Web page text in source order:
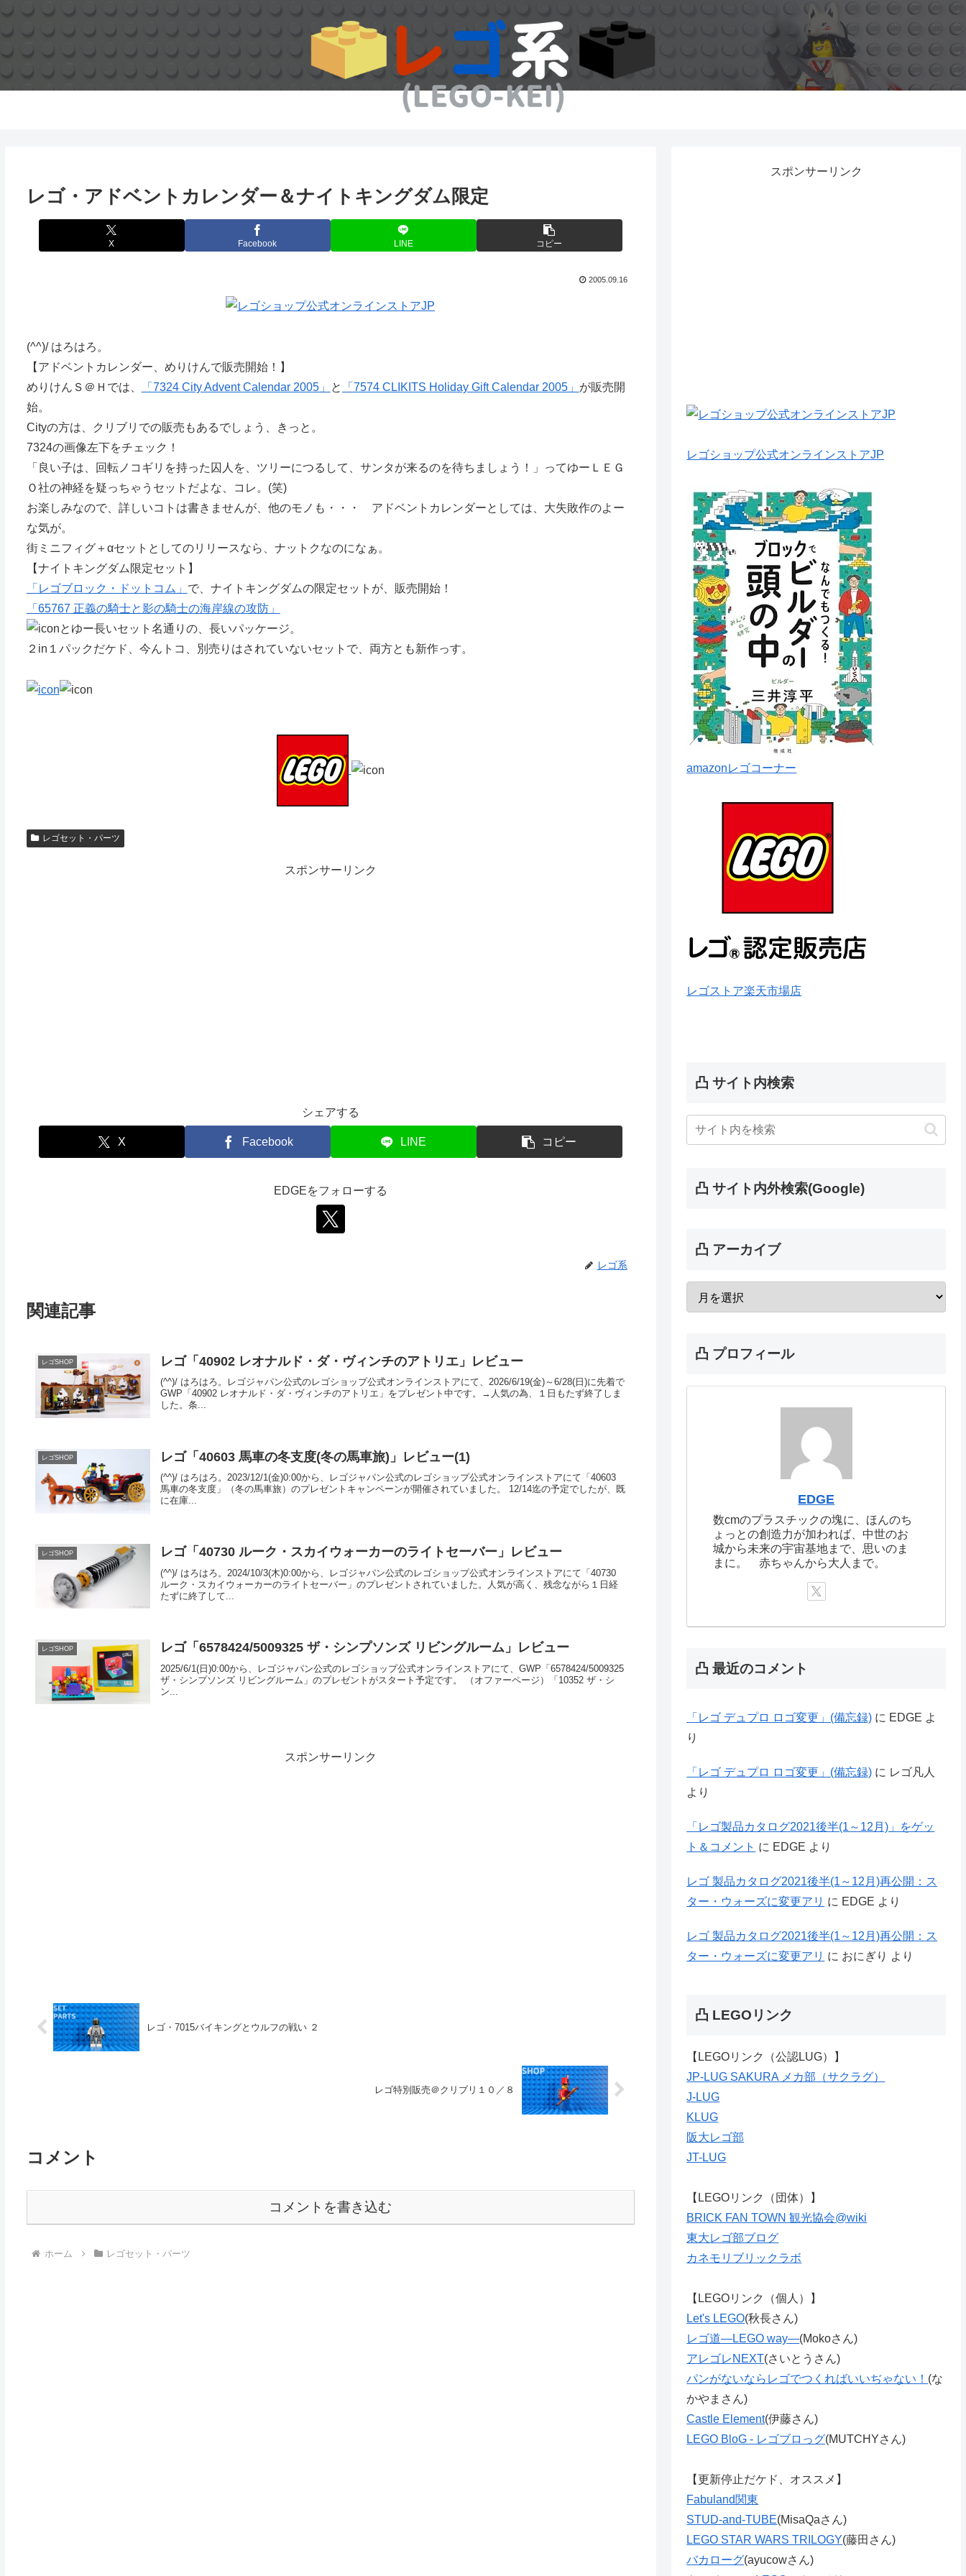
レゴ・アドベントカレンダー＆ナイトキングダム限定
X Facebook LINE コピー
2005.09.16
(^^)/ はろはろ。
【アドベントカレンダー、めりけんで販売開始！】
めりけんＳ＠Ｈでは、
「7324 City Advent Calendar 2005」 と 「7574 CLIKITS Holiday Gift Calendar 2005」 が販売開
始。
Cityの方は、クリブリでの販売もあるでしょう、きっと。
7324の画像左下をチェック！
「良い子は、回転ノコギリを持った囚人を、ツリーにつるして、サンタが来るのを待ちましょう！」ってゆーＬＥＧ
Ｏ社の神経を疑っちゃうセットだよな、コレ。(笑)
お楽しみなので、詳しいコトは書きませんが、他のモノも・・・ アドベントカレンダーとしては、大失敗作のよー
な気が。
街ミニフィグ＋αセットとしてのリリースなら、ナットクなのになぁ。
【ナイトキングダム限定セット】
「レゴブロック・ドットコム」 で、ナイトキングダムの限定セットが、販売開始！
「65767 正義の騎士と影の騎士の海岸線の攻防」
とゆー長いセット名通りの、長いパッケージ。
２in１パックだケド、今んトコ、別売りはされていないセットで、両方とも新作っす。
レゴセット・パーツ
スポンサーリンク
シェアする
X Facebook LINE コピー
EDGEをフォローする
レゴ系
関連記事
レゴSHOP レゴ「40902 レオナルド・ダ・ヴィンチのアトリエ」レビュー
(^^)/ はろはろ。レゴジャパン公式のレゴショップ公式オンラインストアにて、2026/6/19(金)～6/28(日)に先着で
GWP「40902 レオナルド・ダ・ヴィンチのアトリエ」をプレゼント中です。→人気の為、１日もたず終了しま
した。条...
レゴSHOP レゴ「40603 馬車の冬支度(冬の馬車旅)」レビュー(1)
(^^)/ はろはろ。2023/12/1(金)0:00から、レゴジャパン公式のレゴショップ公式オンラインストアにて「40603
馬車の冬支度」（冬の馬車旅）のプレゼントキャンペーンが開催されていました。 12/14迄の予定でしたが、既
に在庫...
レゴSHOP レゴ「40730 ルーク・スカイウォーカーのライトセーバー」レビュー
(^^)/ はろはろ。2024/10/3(木)0:00から、レゴジャパン公式のレゴショップ公式オンラインストアにて「40730
ルーク・スカイウォーカーのライトセーバー」のプレゼントされていました。人気が高く、残念ながら１日経
たずに終了して...
レゴSHOP レゴ「6578424/5009325 ザ・シンプソンズ リビングルーム」レビュー
2025/6/1(日)0:00から、レゴジャパン公式のレゴショップ公式オンラインストアにて、GWP「6578424/5009325
ザ・シンプソンズ リビングルーム」のプレゼントがスタート予定です。 （オファーページ）「10352 ザ・シ
ン...
スポンサーリンク
レゴ・7015バイキングとウルフの戦い ２
レゴ特別販売＠クリブリ１０／８
コメント
コメントを書き込む
ホーム レゴセット・パーツ
スポンサーリンク
レゴショップ公式オンラインストアJP
amazonレゴコーナー
レゴストア楽天市場店
凸 サイト内検索
凸 サイト内外検索(Google)
凸 アーカイブ
凸 プロフィール
EDGE
数cmのプラスチックの塊に、ほんのち
ょっとの創造力が加われば、中世のお
城から未来の宇宙基地まで、思いのま
まに。 赤ちゃんから大人まで。
凸 最近のコメント
「レゴ デュプロ ロゴ変更」(備忘録) に EDGE よ
り
「レゴ デュプロ ロゴ変更」(備忘録) に レゴ凡人
より
「レゴ製品カタログ2021後半(1～12月)」をゲッ
ト＆コメント に EDGE より
レゴ 製品カタログ2021後半(1～12月)再公開：ス
ター・ウォーズに変更アリ に EDGE より
レゴ 製品カタログ2021後半(1～12月)再公開：ス
ター・ウォーズに変更アリ に おにぎり より
凸 LEGOリンク
【LEGOリンク（公認LUG）】
JP-LUG SAKURA メカ部（サクラグ）
J-LUG
KLUG
阪大レゴ部
JT-LUG
【LEGOリンク（団体）】
BRICK FAN TOWN 観光協会@wiki
東大レゴ部ブログ
カネモリブリックラボ
【LEGOリンク（個人）】
Let's LEGO(秋長さん)
レゴ道―LEGO way―(Mokoさん)
アレゴレNEXT(さいとうさん)
パンがないならレゴでつくればいいぢゃない！ (な
かやまさん)
Castle Element(伊藤さん)
LEGO BloG - レゴブロっグ(MUTCHYさん)
【更新停止だケド、オススメ】
Fabuland関東
STUD-and-TUBE(MisaQaさん)
LEGO STAR WARS TRILOGY(藤田さん)
バカローグ(ayucowさん)